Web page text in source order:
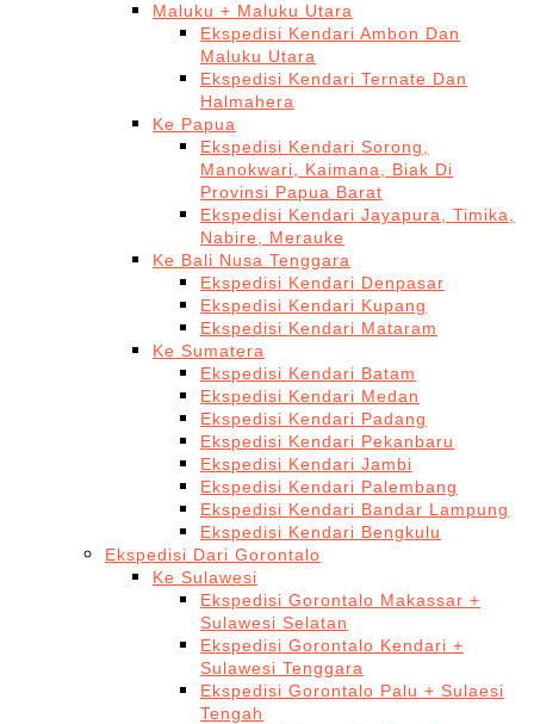
Maluku + Maluku Utara
Ekspedisi Kendari Ambon Dan
Maluku Utara
Ekspedisi Kendari Ternate Dan
Halmahera
Ke Papua
Ekspedisi Kendari Sorong,
Manokwari, Kaimana, Biak Di
Provinsi Papua Barat
Ekspedisi Kendari Jayapura, Timika,
Nabire, Merauke
Ke Bali Nusa Tenggara
Ekspedisi Kendari Denpasar
Ekspedisi Kendari Kupang
Ekspedisi Kendari Mataram
Ke Sumatera
Ekspedisi Kendari Batam
Ekspedisi Kendari Medan
Ekspedisi Kendari Padang
Ekspedisi Kendari Pekanbaru
Ekspedisi Kendari Jambi
Ekspedisi Kendari Palembang
Ekspedisi Kendari Bandar Lampung
Ekspedisi Kendari Bengkulu
Ekspedisi Dari Gorontalo
Ke Sulawesi
Ekspedisi Gorontalo Makassar +
Sulawesi Selatan
Ekspedisi Gorontalo Kendari +
Sulawesi Tenggara
Ekspedisi Gorontalo Palu + Sulaesi
Tengah